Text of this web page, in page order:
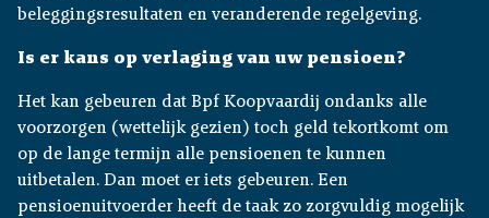
beleggingsresultaten en veranderende regelgeving.
Is er kans op verlaging van uw pensioen?
Het kan gebeuren dat Bpf Koopvaardij ondanks alle
voorzorgen (wettelijk gezien) toch geld tekortkomt om
op de lange termijn alle pensioenen te kunnen
uitbetalen. Dan moet er iets gebeuren. Een
pensioenuitvoerder heeft de taak zo zorgvuldig mogelijk